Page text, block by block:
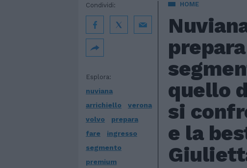
HOME
quello
si
e la
Esplora:
nuviana
arrichiello
verona
volvo
prepara
fare
ingresso
segmento
premium
Condividi: